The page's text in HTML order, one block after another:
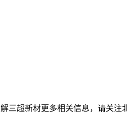
超新材更多相关信息，请关注